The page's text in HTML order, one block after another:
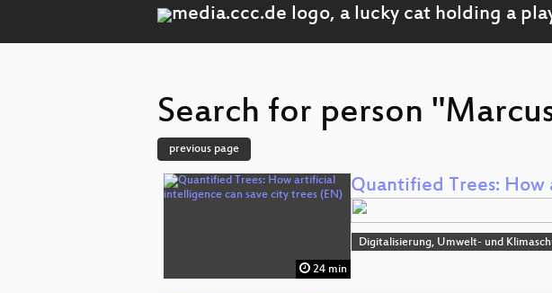
Search for person
previous page
24 min
Quantified Trees:
Digitalisierung, Umwelt- und